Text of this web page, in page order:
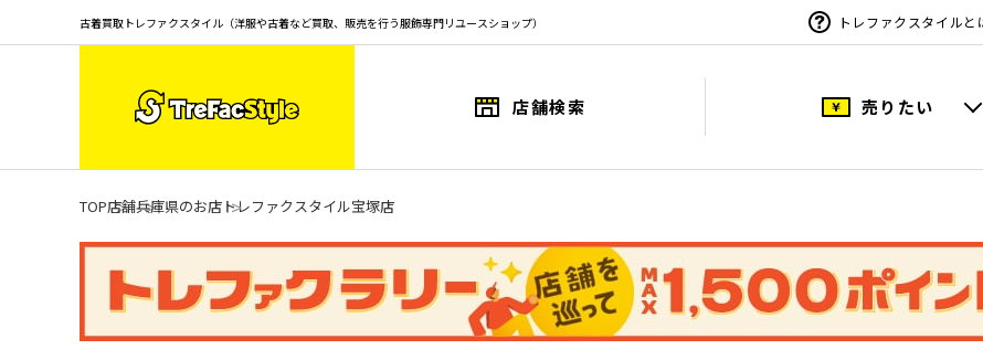
古着買取トレファクスタイル（洋服や古着など買取、販売を行う服飾専門リユースショップ） トレファクスタイルと
店舗検索 売りたい
TOP店舗兵庫県のお店 トレファクスタイル宝塚店